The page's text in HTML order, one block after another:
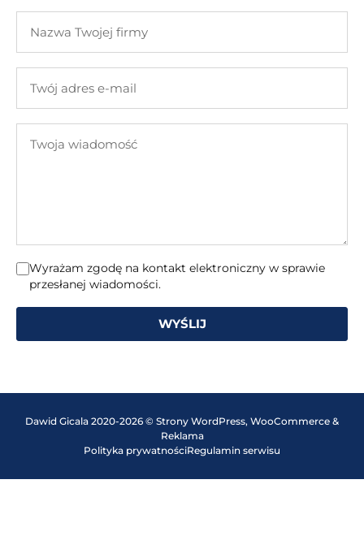
nazwisko
Twojej
adres
mail
wiadomość
Wyrażam zgodę na kontakt elektroniczny w sprawie
przesłanej wiadomości.
WYŚLIJ
Dawid Gicala 2020-2026 © Strony WordPress, WooCommerce &
Reklama
Polityka prywatnościRegulamin serwisu